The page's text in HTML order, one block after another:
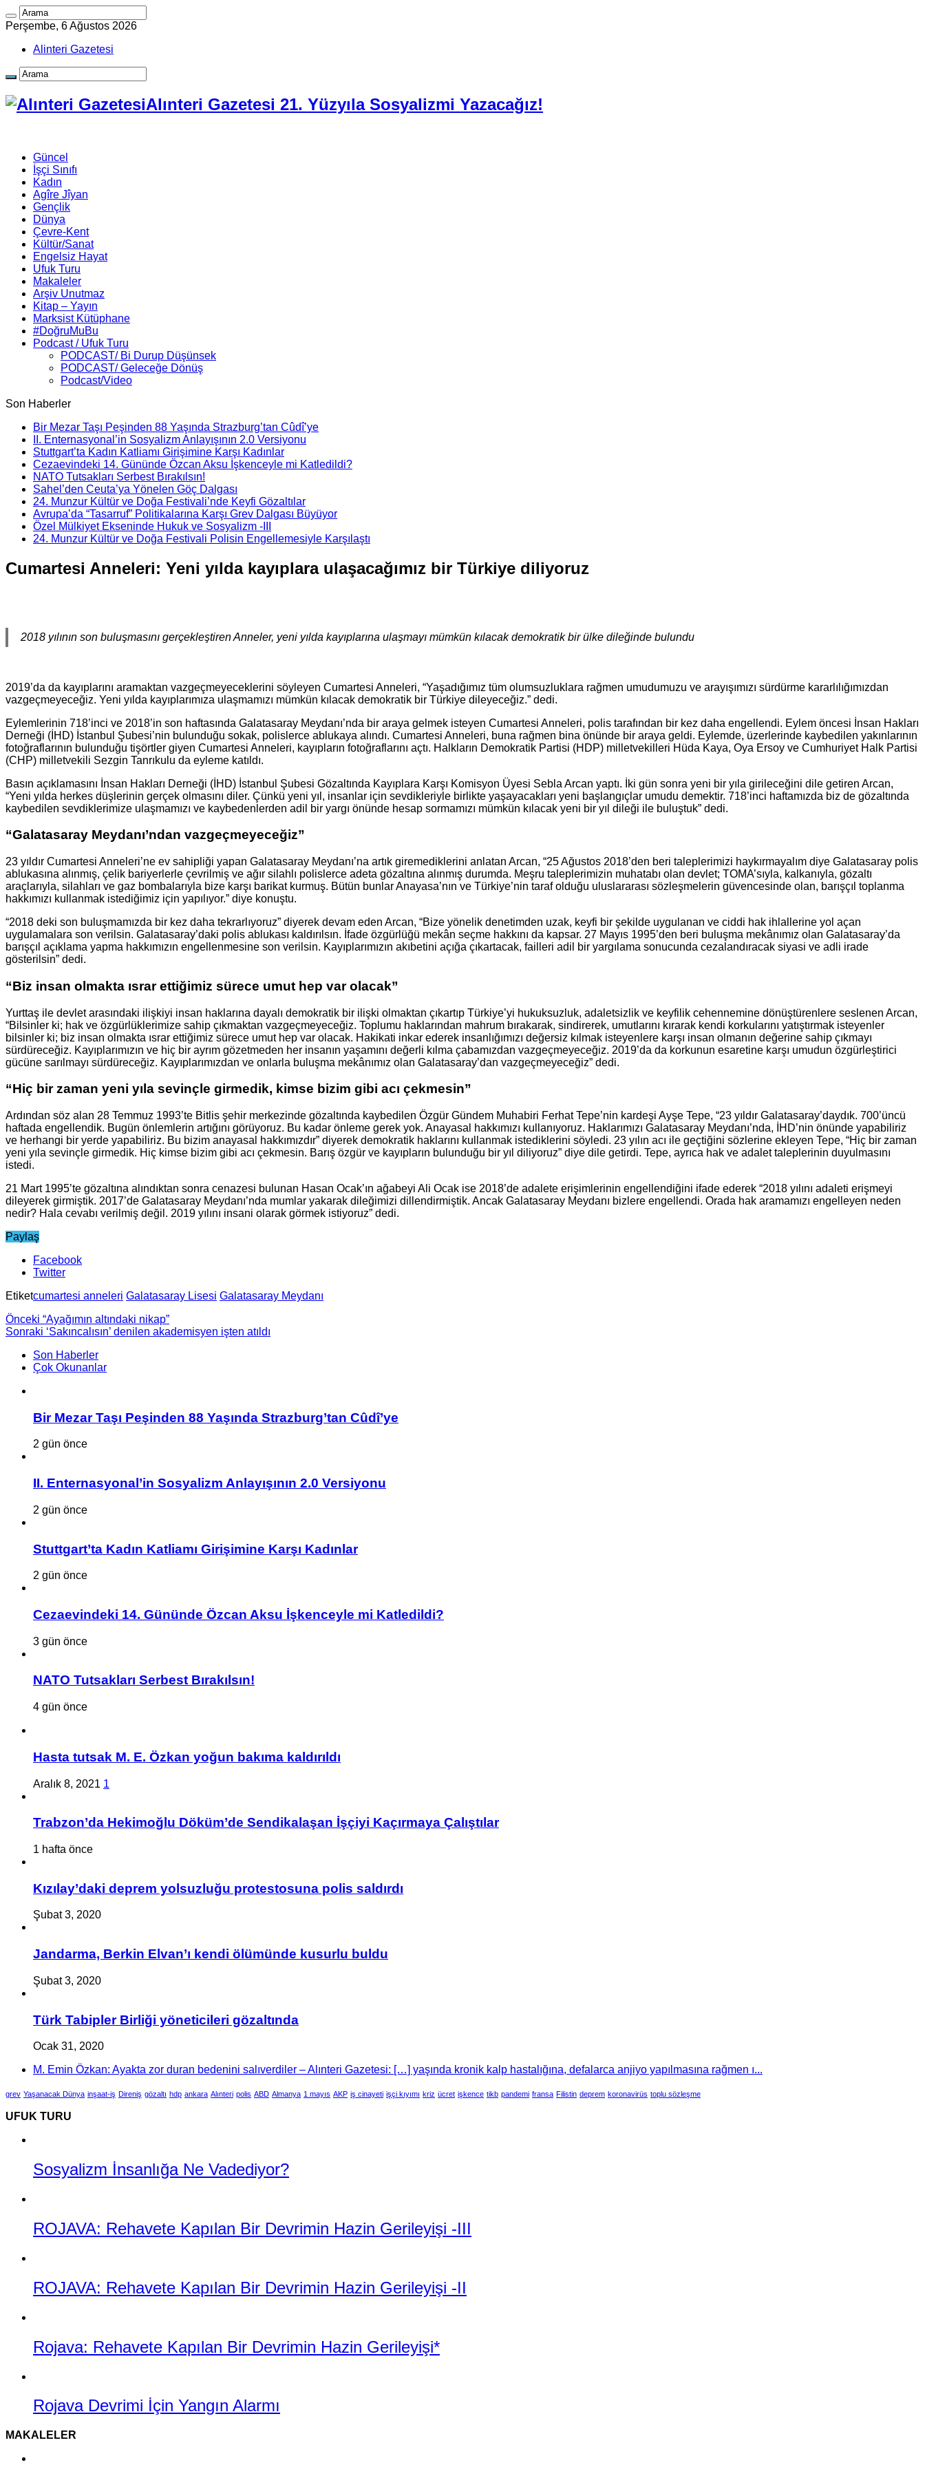
Perşembe, 6 Ağustos 2026
Alinteri Gazetesi
Alınteri Gazetesi 21. Yüzyıla Sosyalizmi Yazacağız!
Güncel
İşçi Sınıfı
Kadın
Agîre Jîyan
Gençlik
Dünya
Çevre-Kent
Kültür/Sanat
Engelsiz Hayat
Ufuk Turu
Makaleler
Arşiv Unutmaz
Kitap – Yayın
Marksist Kütüphane
#DoğruMuBu
Podcast / Ufuk Turu
PODCAST/ Bi Durup Düşünsek
PODCAST/ Geleceğe Dönüş
Podcast/Video
Son Haberler
Bir Mezar Taşı Peşinden 88 Yaşında Strazburg’tan Cûdî’ye
II. Enternasyonal’in Sosyalizm Anlayışının 2.0 Versiyonu
Stuttgart’ta Kadın Katliamı Girişimine Karşı Kadınlar
Cezaevindeki 14. Gününde Özcan Aksu İşkenceyle mi Katledildi?
NATO Tutsakları Serbest Bırakılsın!
Sahel’den Ceuta’ya Yönelen Göç Dalgası
24. Munzur Kültür ve Doğa Festivali’nde Keyfi Gözaltılar
Avrupa’da “Tasarruf” Politikalarına Karşı Grev Dalgası Büyüyor
Özel Mülkiyet Ekseninde Hukuk ve Sosyalizm -III
24. Munzur Kültür ve Doğa Festivali Polisin Engellemesiyle Karşılaştı
Cumartesi Anneleri: Yeni yılda kayıplara ulaşacağımız bir Türkiye diliyoruz
2018 yılının son buluşmasını gerçekleştiren Anneler, yeni yılda kayıplarına ulaşmayı mümkün kılacak demokratik bir ülke dileğinde bulundu
2019’da da kayıplarını aramaktan vazgeçmeyeceklerini söyleyen Cumartesi Anneleri, “Yaşadığımız tüm olumsuzluklara rağmen umudumuzu ve arayışımızı sürdürme kararlılığımızdan
vazgeçmeyeceğiz. Yeni yılda kayıplarımıza ulaşmamızı mümkün kılacak demokratik bir Türkiye dileyeceğiz.” dedi.
Eylemlerinin 718’inci ve 2018’in son haftasında Galatasaray Meydanı’nda bir araya gelmek isteyen Cumartesi Anneleri, polis tarafından bir kez daha engellendi. Eylem öncesi İnsan Hakları
Derneği (İHD) İstanbul Şubesi’nin bulunduğu sokak, polislerce ablukaya alındı. Cumartesi Anneleri, buna rağmen bina önünde bir araya geldi. Eylemde, üzerlerinde kaybedilen yakınlarının
fotoğraflarının bulunduğu tişörtler giyen Cumartesi Anneleri, kayıpların fotoğraflarını açtı. Halkların Demokratik Partisi (HDP) milletvekilleri Hüda Kaya, Oya Ersoy ve Cumhuriyet Halk Partisi
(CHP) milletvekili Sezgin Tanrıkulu da eyleme katıldı.
Basın açıklamasını İnsan Hakları Derneği (İHD) İstanbul Şubesi Gözaltında Kayıplara Karşı Komisyon Üyesi Sebla Arcan yaptı. İki gün sonra yeni bir yıla girileceğini dile getiren Arcan,
“Yeni yılda herkes düşlerinin gerçek olmasını diler. Çünkü yeni yıl, insanlar için sevdikleriyle birlikte yaşayacakları yeni başlangıçlar umudu demektir. 718’inci haftamızda biz de gözaltında
kaybedilen sevdiklerimize ulaşmamızı ve kaybedenlerden adil bir yargı önünde hesap sormamızı mümkün kılacak yeni bir yıl dileği ile buluştuk” dedi.
“Galatasaray Meydanı’ndan vazgeçmeyeceğiz”
23 yıldır Cumartesi Anneleri’ne ev sahipliği yapan Galatasaray Meydanı’na artık giremediklerini anlatan Arcan, “25 Ağustos 2018’den beri taleplerimizi haykırmayalım diye Galatasaray polis
ablukasına alınmış, çelik bariyerlerle çevrilmiş ve ağır silahlı polislerce adeta gözaltına alınmış durumda. Meşru taleplerimizin muhatabı olan devlet; TOMA’sıyla, kalkanıyla, gözaltı
araçlarıyla, silahları ve gaz bombalarıyla bize karşı barikat kurmuş. Bütün bunlar Anayasa’nın ve Türkiye’nin taraf olduğu uluslararası sözleşmelerin güvencesinde olan, barışçıl toplanma
hakkımızı kullanmak istediğimiz için yapılıyor.” diye konuştu.
“2018 deki son buluşmamızda bir kez daha tekrarlıyoruz” diyerek devam eden Arcan, “Bize yönelik denetimden uzak, keyfi bir şekilde uygulanan ve ciddi hak ihlallerine yol açan
uygulamalara son verilsin. Galatasaray’daki polis ablukası kaldırılsın. İfade özgürlüğü mekân seçme hakkını da kapsar. 27 Mayıs 1995’den beri buluşma mekânımız olan Galatasaray’da
barışçıl açıklama yapma hakkımızın engellenmesine son verilsin. Kayıplarımızın akıbetini açığa çıkartacak, failleri adil bir yargılama sonucunda cezalandıracak siyasi ve adli irade
gösterilsin” dedi.
“Biz insan olmakta ısrar ettiğimiz sürece umut hep var olacak”
Yurttaş ile devlet arasındaki ilişkiyi insan haklarına dayalı demokratik bir ilişki olmaktan çıkartıp Türkiye’yi hukuksuzluk, adaletsizlik ve keyfilik cehennemine dönüştürenlere seslenen Arcan,
“Bilsinler ki; hak ve özgürlüklerimize sahip çıkmaktan vazgeçmeyeceğiz. Toplumu haklarından mahrum bırakarak, sindirerek, umutlarını kırarak kendi korkularını yatıştırmak isteyenler
bilsinler ki; biz insan olmakta ısrar ettiğimiz sürece umut hep var olacak. Hakikati inkar ederek insanlığımızı değersiz kılmak isteyenlere karşı insan olmanın değerine sahip çıkmayı
sürdüreceğiz. Kayıplarımızın ve hiç bir ayrım gözetmeden her insanın yaşamını değerli kılma çabamızdan vazgeçmeyeceğiz. 2019’da da korkunun esaretine karşı umudun özgürleştirici
gücüne sarılmayı sürdüreceğiz. Kayıplarımızdan ve onlarla buluşma mekânımız olan Galatasaray’dan vazgeçmeyeceğiz” dedi.
“Hiç bir zaman yeni yıla sevinçle girmedik, kimse bizim gibi acı çekmesin”
Ardından söz alan 28 Temmuz 1993’te Bitlis şehir merkezinde gözaltında kaybedilen Özgür Gündem Muhabiri Ferhat Tepe’nin kardeşi Ayşe Tepe, “23 yıldır Galatasaray’daydık. 700’üncü
haftada engellendik. Bugün önlemlerin artığını görüyoruz. Bu kadar önleme gerek yok. Anayasal hakkımızı kullanıyoruz. Haklarımızı Galatasaray Meydanı’nda, İHD’nin önünde yapabiliriz
ve herhangi bir yerde yapabiliriz. Bu bizim anayasal hakkımızdır” diyerek demokratik haklarını kullanmak istediklerini söyledi. 23 yılın acı ile geçtiğini sözlerine ekleyen Tepe, “Hiç bir zaman
yeni yıla sevinçle girmedik. Hiç kimse bizim gibi acı çekmesin. Barış özgür ve kayıpların bulunduğu bir yıl diliyoruz” diye dile getirdi. Tepe, ayrıca hak ve adalet taleplerinin duyulmasını
istedi.
21 Mart 1995’te gözaltına alındıktan sonra cenazesi bulunan Hasan Ocak’ın ağabeyi Ali Ocak ise 2018’de adalete erişimlerinin engellendiğini ifade ederek “2018 yılını adaleti erişmeyi
dileyerek girmiştik. 2017’de Galatasaray Meydanı’nda mumlar yakarak dileğimizi dillendirmiştik. Ancak Galatasaray Meydanı bizlere engellendi. Orada hak aramamızı engelleyen neden
nedir? Hala cevabı verilmiş değil. 2019 yılını insani olarak görmek istiyoruz” dedi.
Paylaş
Facebook
Twitter
Etiketcumartesi anneleri Galatasaray Lisesi Galatasaray Meydanı
Önceki “Ayağımın altındaki nikap”
Sonraki ‘Sakıncalısın’ denilen akademisyen işten atıldı
Son Haberler
Çok Okunanlar
Bir Mezar Taşı Peşinden 88 Yaşında Strazburg’tan Cûdî’ye
2 gün önce
II. Enternasyonal’in Sosyalizm Anlayışının 2.0 Versiyonu
2 gün önce
Stuttgart’ta Kadın Katliamı Girişimine Karşı Kadınlar
2 gün önce
Cezaevindeki 14. Gününde Özcan Aksu İşkenceyle mi Katledildi?
3 gün önce
NATO Tutsakları Serbest Bırakılsın!
4 gün önce
Hasta tutsak M. E. Özkan yoğun bakıma kaldırıldı
Aralık 8, 2021 1
Trabzon’da Hekimoğlu Döküm’de Sendikalaşan İşçiyi Kaçırmaya Çalıştılar
1 hafta önce
Kızılay’daki deprem yolsuzluğu protestosuna polis saldırdı
Şubat 3, 2020
Jandarma, Berkin Elvan’ı kendi ölümünde kusurlu buldu
Şubat 3, 2020
Türk Tabipler Birliği yöneticileri gözaltında
Ocak 31, 2020
M. Emin Özkan: Ayakta zor duran bedenini salıverdiler – Alınteri Gazetesi: […] yaşında kronik kalp hastalığına, defalarca anjiyo yapılmasına rağmen ı...
grev Yaşanacak Dünya inşaat-iş Direniş gözaltı hdp ankara Alınteri polis ABD Almanya 1 mayıs AKP iş cinayeti işçi kıyımı kriz ücret işkence tikb pandemi fransa Filistin deprem koronavirüs toplu sözleşme
UFUK TURU
Sosyalizm İnsanlığa Ne Vadediyor?
ROJAVA: Rehavete Kapılan Bir Devrimin Hazin Gerileyişi -III
ROJAVA: Rehavete Kapılan Bir Devrimin Hazin Gerileyişi -II
Rojava: Rehavete Kapılan Bir Devrimin Hazin Gerileyişi*
Rojava Devrimi İçin Yangın Alarmı
MAKALELER